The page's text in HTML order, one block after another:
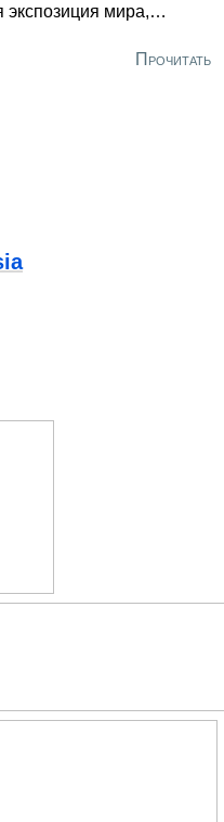
экспозиция мира,
Воронихина.Прочитать